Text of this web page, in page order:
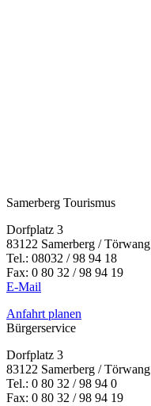
Samerberg Tourismus
Dorfplatz 3
83122 Samerberg / Törwang
Tel.: 08032 / 98 94 18
Fax: 0 80 32 / 98 94 19
E-Mail
Anfahrt planen
Bürgerservice
Dorfplatz 3
83122 Samerberg / Törwang
Tel.: 0 80 32 / 98 94 0
Fax: 0 80 32 / 98 94 19